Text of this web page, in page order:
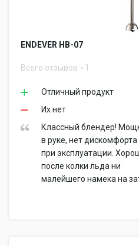
ENDEVER HB-07
Всего отзывов 1
Отличный продукт
Их нет
Классный блендер!
в руке, нет дискомфорта
при эксплуатации.
после колки льда ни
малейшего намека на